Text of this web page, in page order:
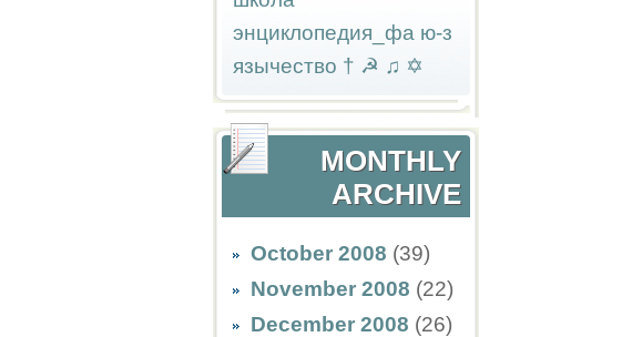
энциклопедия_фа ю-з
язычество † ☭ ♫ ✡
MONTHLY
ARCHIVE
October 2008 (39)
November 2008 (22)
December 2008 (26)